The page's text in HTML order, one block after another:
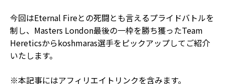
今回はEternal Fireとの死闘とも言えるプライドバトルを
制し、Masters London最後の一枠を勝ち獲ったTeam
Hereticsからkoshmaras選手をピックアップしてご紹介
いたします。
※本記事にはアフィリエイトリンクを含みます。